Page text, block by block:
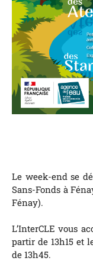
Le week-end se
Sans-Fonds à
Fénay).
L’InterCLE vous
partir de 13h15 et
de 13h45.